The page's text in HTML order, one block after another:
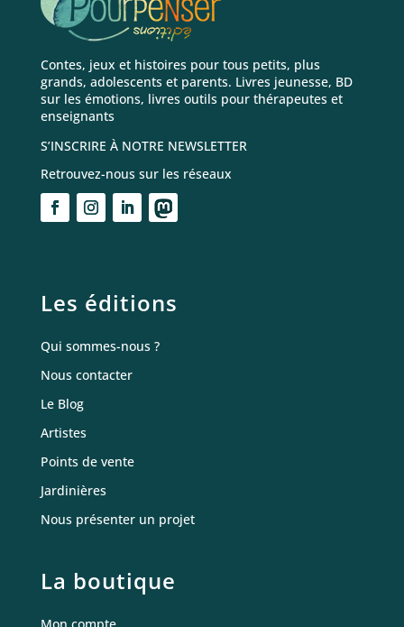
Contes, jeux et histoires pour tous petits, plus
grands, adolescents et parents. Livres jeunesse, BD
sur les émotions, livres outils pour thérapeutes et
enseignants
S’INSCRIRE À NOTRE NEWSLETTER
Retrouvez-nous sur les réseaux
Les éditions
Qui sommes-nous ?
Nous contacter
Le Blog
Artistes
Points de vente
Jardinières
Nous présenter un projet
La boutique